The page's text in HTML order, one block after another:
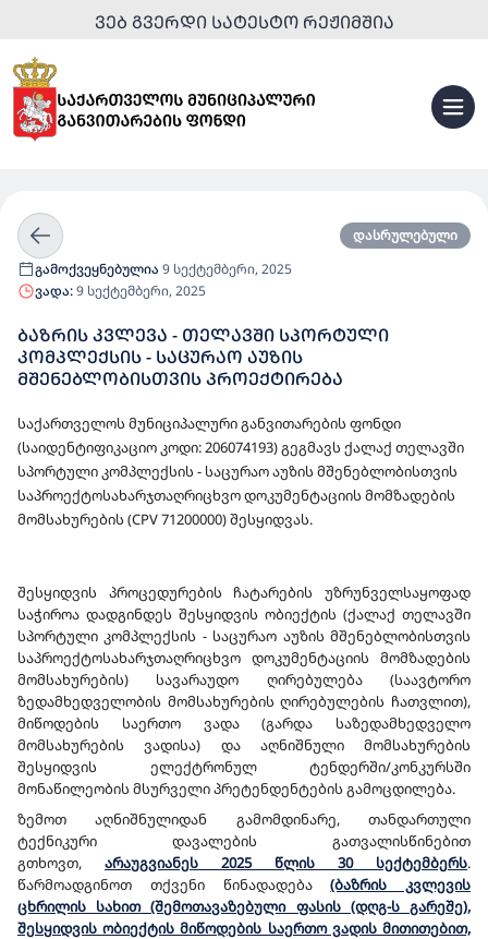
ᲕᲔᲑ ᲒᲕᲔᲠᲓᲘ ᲡᲐᲢᲔᲡᲢᲝ ᲠᲔᲟᲘᲛᲨᲘᲐ
დასრულებული
გამოქვეყნებულია 9 სექტემბერი, 2025
ვადა:9 სექტემბერი, 2025
ᲑᲐᲖᲠᲘᲡ ᲙᲕᲚᲔᲕᲐ - ᲗᲔᲚᲐᲕᲨᲘ ᲡᲞᲝᲠᲢᲣᲚᲘ
ᲙᲝᲛᲞᲚᲔᲥᲡᲘᲡ - ᲡᲐᲪᲣᲠᲐᲝ ᲐᲣᲖᲘᲡ
ᲛᲨᲔᲜᲔᲑᲚᲝᲑᲘᲡᲗᲕᲘᲡ ᲞᲠᲝᲔᲥᲢᲘᲠᲔᲑᲐ
საქართველოს მუნიციპალური განვითარების ფონდი
(საიდენტიფიკაციო კოდი: 206074193) გეგმავს ქალაქ თელავში
სპორტული კომპლექსის - საცურაო აუზის მშენებლობისთვის
საპროექტოსახარჯთაღრიცხვო დოკუმენტაციის მომზადების
მომსახურების (CPV 71200000) შესყიდვას.
შესყიდვის პროცედურების ჩატარების უზრუნველსაყოფად
საჭიროა დადგინდეს შესყიდვის ობიექტის (ქალაქ თელავში
სპორტული კომპლექსის - საცურაო აუზის მშენებლობისთვის
საპროექტოსახარჯთაღრიცხვო დოკუმენტაციის მომზადების
მომსახურების) სავარაუდო ღირებულება (საავტორო
ზედამხედველობის მომსახურების ღირებულების ჩათვლით),
მიწოდების საერთო ვადა (გარდა საზედამხედველო
მომსახურების ვადისა) და აღნიშნული მომსახურების
შესყიდვის ელექტრონულ ტენდერში/კონკურსში
მონაწილეობის მსურველი პრეტენდენტების გამოცდილება.
ზემოთ აღნიშნულიდან გამომდინარე, თანდართული
ტექნიკური დავალების გათვალისწინებით
გთხოვთ, არაუგვიანეს 2025 წლის 30 სექტემბერს.
წარმოადგინოთ თქვენი წინადადება(ბაზრის კვლევის
ცხრილის სახით (შემოთავაზებული ფასის (დღგ-ს გარეშე),
შესყიდვის ობიექტის მიწოდების საერთო ვადის მითითებით,